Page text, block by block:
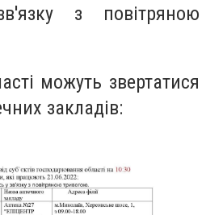
з повітряною
можуть звертатися
закладів: